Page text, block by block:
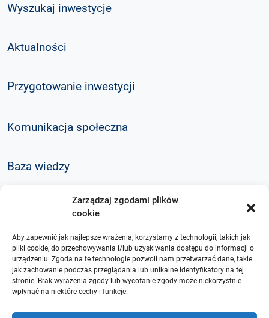
Zarządzaj zgodami plików
cookie
Aby zapewnić jak najlepsze wrażenia, korzystamy z technologii, takich jak
pliki cookie, do przechowywania i/lub uzyskiwania dostępu do informacji o
urządzeniu. Zgoda na te technologie pozwoli nam przetwarzać dane, takie
jak zachowanie podczas przeglądania lub unikalne identyfikatory na tej
stronie. Brak wyrażenia zgody lub wycofanie zgody może niekorzystnie
wpłynąć na niektóre cechy i funkcje.
Wyszukaj inwestycje
Aktualności
Przygotowanie inwestycji
Komunikacja społeczna
Baza wiedzy
O nas